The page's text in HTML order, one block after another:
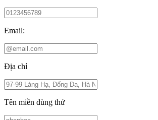
Email:
Địa chỉ
Tên miền dùng thử